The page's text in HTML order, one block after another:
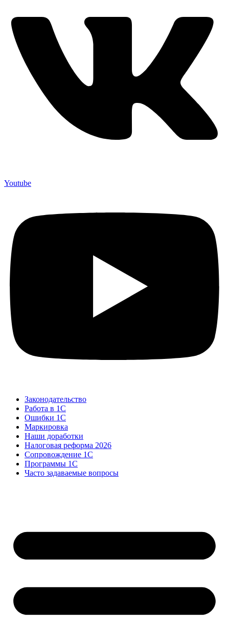
Youtube
Законодательство
Работа в 1С
Ошибки 1С
Маркировка
Наши доработки
Налоговая реформа 2026
Сопровождение 1С
Программы 1С
Часто задаваемые вопросы